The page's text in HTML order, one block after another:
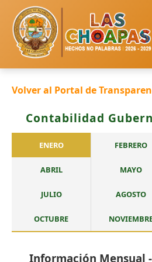
Volver al Portal de
Contabilidad
ENERO FEBRERO
ABRIL MAYO
JULIO AGOSTO
OCTUBRE
Información Mensual